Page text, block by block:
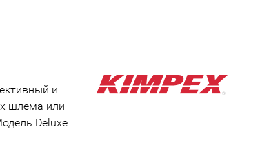
и
шлема или
Deluxe